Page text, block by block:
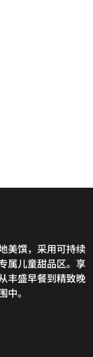
美馔，采用可持续
属儿童甜品区。享
丰盛早餐到精致晚
。
代，供您结束繁忙
于此品尝当地风味
和精品咖啡、茶饮
体验。